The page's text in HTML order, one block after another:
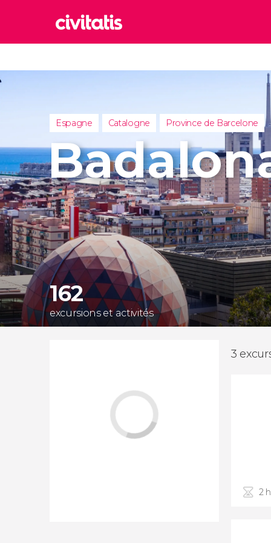
Italie
Maroc
Turquie
Espagne Catalogne Province de Barcelone
162
excursions et activités
3
2